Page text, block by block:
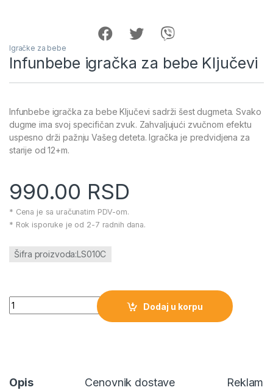
Igračke za bebe
Infunbebe igračka za bebe Ključevi
Infunbebe igračka za bebe Ključevi sadrži šest dugmeta. Svako
dugme ima svoj specifičan zvuk. Zahvaljujući zvučnom efektu
uspesno drži pažnju Vašeg deteta. Igračka je predvidjena za
starije od 12+m.
990.00 RSD
* Cena je sa uračunatim PDV-om.
* Rok isporuke je od 2-7 radnih dana.
Šifra proizvoda:LS010C
Infunbebe igračka za bebe Ključevi količina
Dodaj u korpu
Opis Cenovnik dostave